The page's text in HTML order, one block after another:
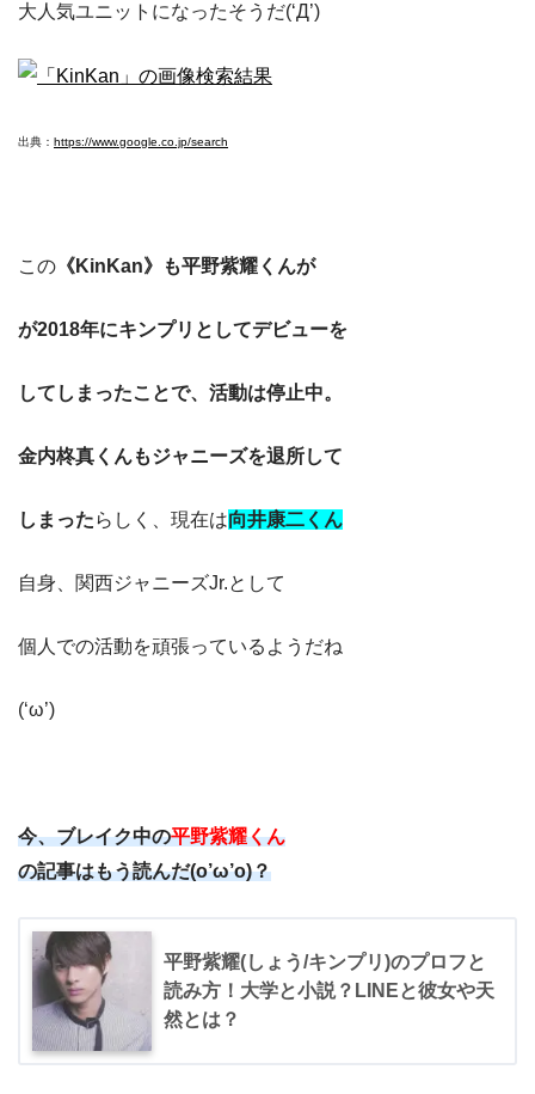
大人気ユニットになったそうだ(‘Д’)
出典： https://www.google.co.jp/search
この 《KinKan》も平野紫耀くんが
が2018年にキンプリとしてデビューを
してしまったことで、活動は停止中。
金内柊真くんもジャニーズを退所して
しまったらしく、現在は向井康二くん
自身、関西ジャニーズJr.として
個人での活動を頑張っているようだね
(‘ω’)
今、ブレイク中の平野紫耀くん
の記事はもう読んだ(o’ω’o)？
平野紫耀(しょう/キンプリ)のプロフと
読み方！大学と小説？LINEと彼女や天
然とは？